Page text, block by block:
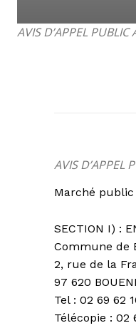
AVIS D’APPEL PUBLIC
AVIS D’APPEL
Marché
SECTION I) :
Commune de
2, rue de la
97 620
Tel : 02 69 62
Télécopie : 02